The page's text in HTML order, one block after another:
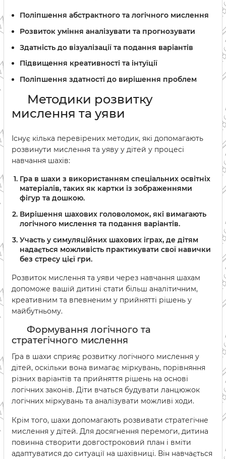
Поліпшення абстрактного та логічного мислення
Розвиток уміння аналізувати та прогнозувати
Здатність до візуалізації та подання варіантів
Підвищення креативності та інтуїції
Поліпшення здатності до вирішення проблем
Методики розвитку
мислення та уяви
Існує кілька перевірених методик, які допомагають
розвинути мислення та уяву у дітей у процесі
навчання шахів:
Гра в шахи з використанням спеціальних освітніх
матеріалів, таких як картки із зображеннями
фігур та дошкою.
Вирішення шахових головоломок, які вимагають
логічного мислення та подання варіантів.
Участь у симуляційних шахових іграх, де дітям
надається можливість практикувати свої навички
без стресу цієї гри.
Розвиток мислення та уяви через навчання шахам
допоможе вашій дитині стати більш аналітичним,
креативним та впевненим у прийнятті рішень у
майбутньому.
Формування логічного та
стратегічного мислення
Гра в шахи сприяє розвитку логічного мислення у
дітей, оскільки вона вимагає міркувань, порівняння
різних варіантів та прийняття рішень на основі
логічних законів. Діти вчаться будувати ланцюжок
логічних міркувань та аналізувати можливі ходи.
Крім того, шахи допомагають розвивати стратегічне
мислення у дітей. Для досягнення перемоги, дитина
повинна створити довгостроковий план і вміти
адаптуватися до ситуації на шахівниці. Він навчається